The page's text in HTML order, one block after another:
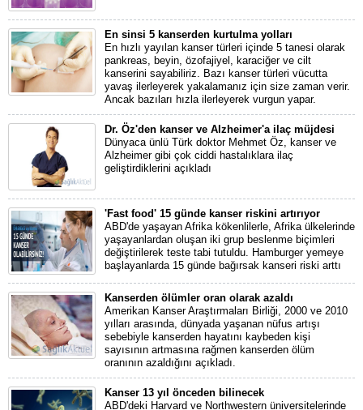
En sinsi 5 kanserden kurtulma yolları
En hızlı yayılan kanser türleri içinde 5 tanesi olarak
pankreas, beyin, özofajiyel, karaciğer ve cilt
kanserini sayabiliriz. Bazı kanser türleri vücutta
yavaş ilerleyerek yakalamanız için size zaman verir.
Ancak bazıları hızla ilerleyerek vurgun yapar.
Dr. Öz'den kanser ve Alzheimer'a ilaç müjdesi
Dünyaca ünlü Türk doktor Mehmet Öz, kanser ve
Alzheimer gibi çok ciddi hastalıklara ilaç
geliştirdiklerini açıkladı
'Fast food' 15 günde kanser riskini artırıyor
ABD'de yaşayan Afrika kökenlilerle, Afrika ülkelerinde
yaşayanlardan oluşan iki grup beslenme biçimleri
değiştirilerek teste tabi tutuldu. Hamburger yemeye
başlayanlarda 15 günde bağırsak kanseri riski arttı
Kanserden ölümler oran olarak azaldı
Amerikan Kanser Araştırmaları Birliği, 2000 ve 2010
yılları arasında, dünyada yaşanan nüfus artışı
sebebiyle kanserden hayatını kaybeden kişi
sayısının artmasına rağmen kanserden ölüm
oranının azaldığını açıkladı.
Kanser 13 yıl önceden bilinecek
ABD'deki Harvard ve Northwestern üniversitelerinde